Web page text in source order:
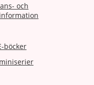
och
böcker